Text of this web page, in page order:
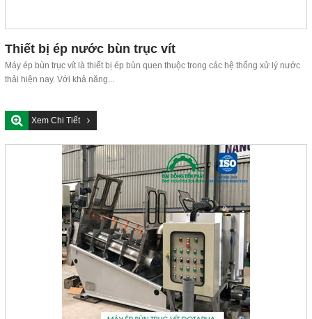
Thiết bị ép nước bùn trục vít
Máy ép bùn trục vít là thiết bị ép bùn quen thuộc trong các hệ thống xử lý nước
thải hiện nay. Với khả năng...
Xem Chi Tiết